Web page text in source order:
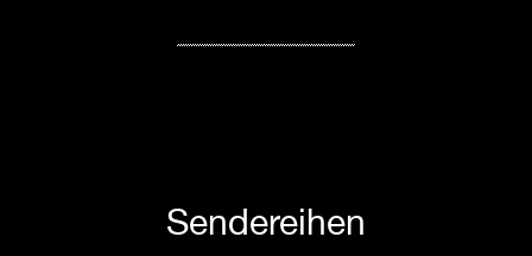
Sendereihen